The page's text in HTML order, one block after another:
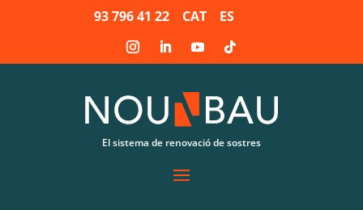
93 796 41 22 CAT ES
El sistema de renovació de sostres